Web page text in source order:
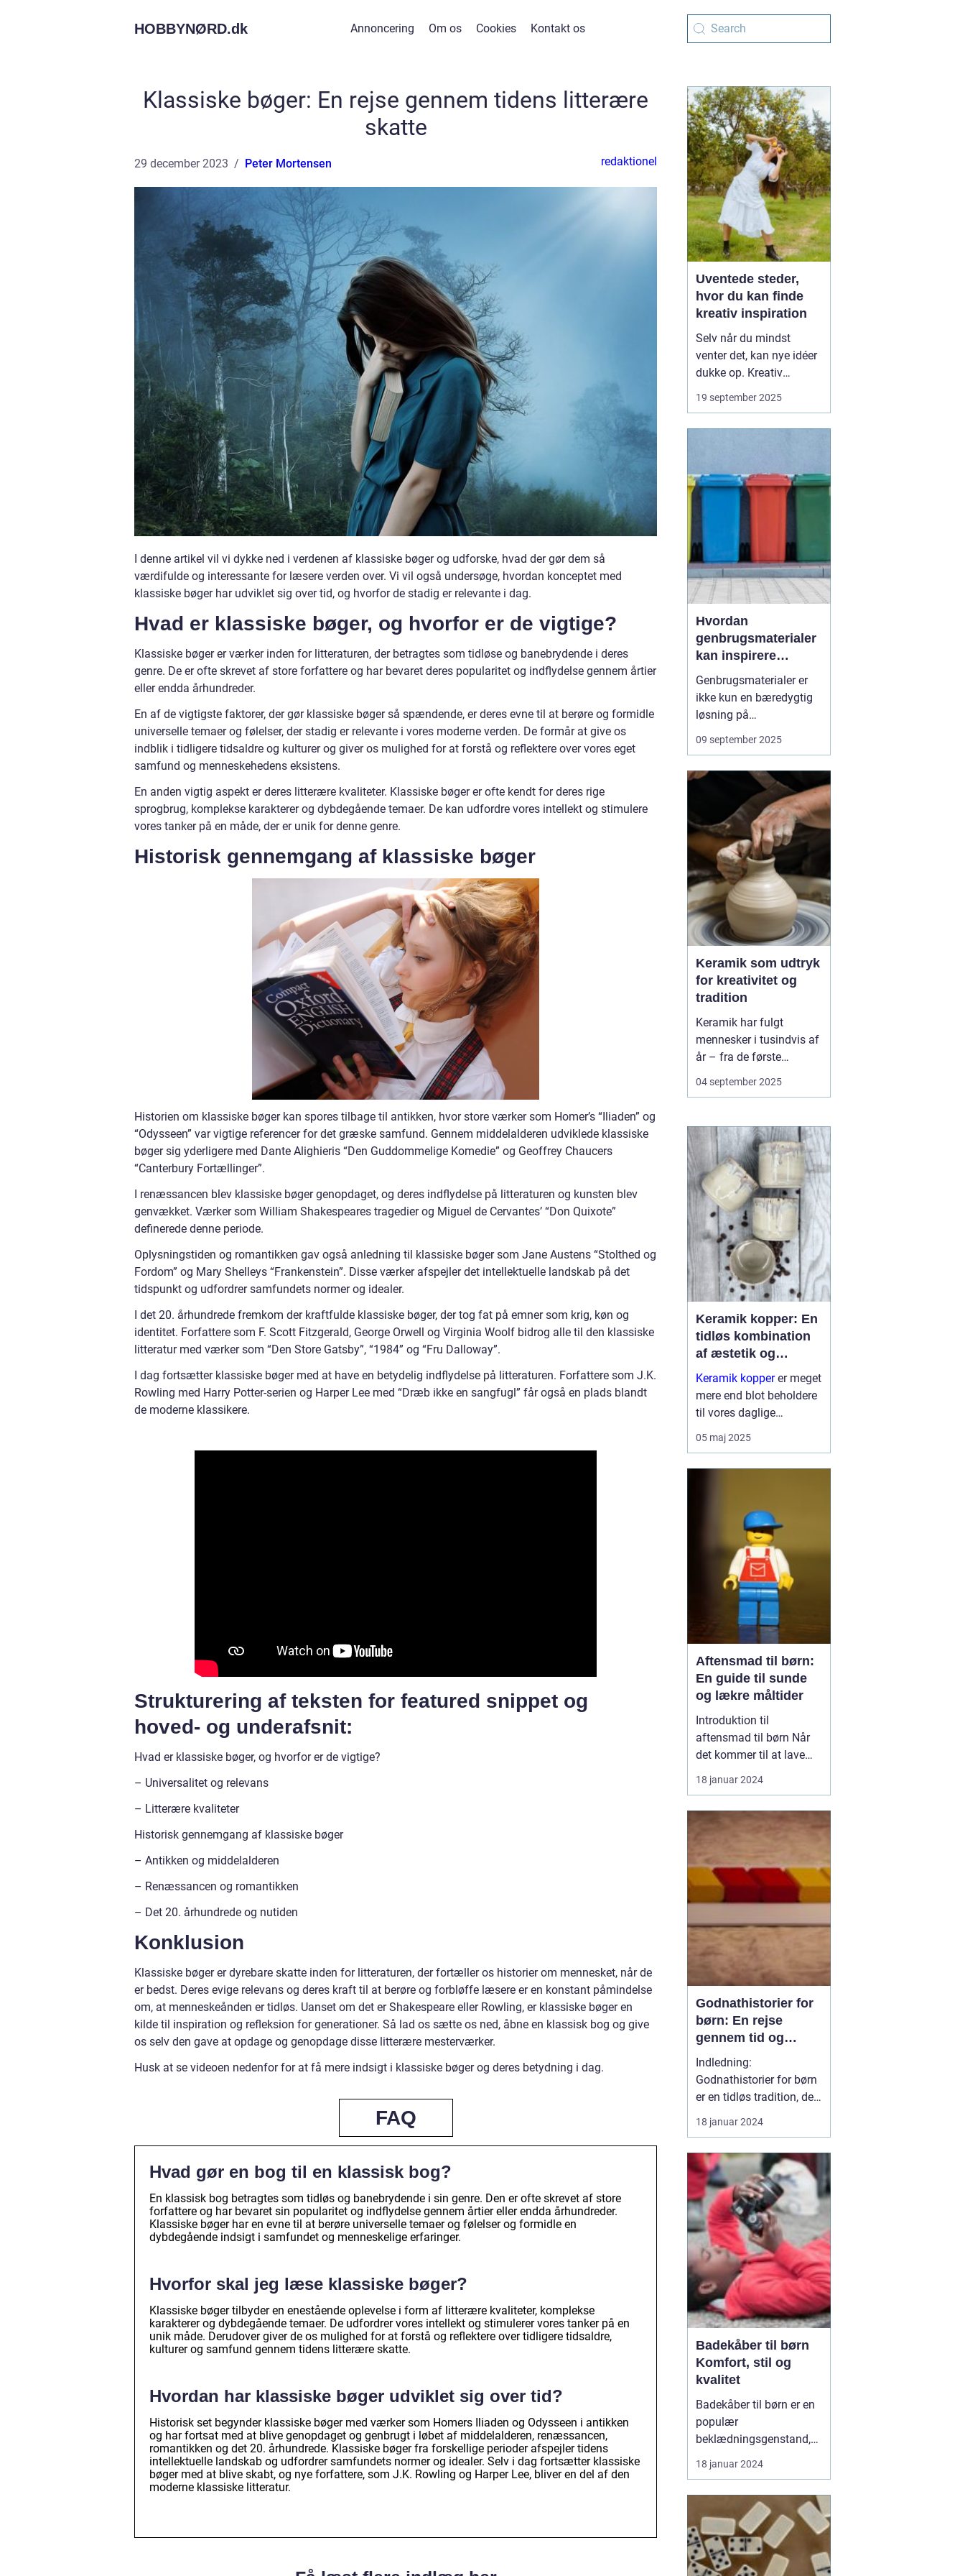
HOBBYNØRD.dk Annoncering Om os Cookies Kontakt os
Klassiske bøger: En rejse gennem tidens litterære
skatte
29 december 2023 Peter Mortensen redaktionel
I denne artikel vil vi dykke ned i verdenen af klassiske bøger og udforske, hvad der gør dem så
værdifulde og interessante for læsere verden over. Vi vil også undersøge, hvordan konceptet med
klassiske bøger har udviklet sig over tid, og hvorfor de stadig er relevante i dag.
Hvad er klassiske bøger, og hvorfor er de vigtige?
Klassiske bøger er værker inden for litteraturen, der betragtes som tidløse og banebrydende i deres
genre. De er ofte skrevet af store forfattere og har bevaret deres popularitet og indflydelse gennem årtier
eller endda århundreder.
En af de vigtigste faktorer, der gør klassiske bøger så spændende, er deres evne til at berøre og formidle
universelle temaer og følelser, der stadig er relevante i vores moderne verden. De formår at give os
indblik i tidligere tidsaldre og kulturer og giver os mulighed for at forstå og reflektere over vores eget
samfund og menneskehedens eksistens.
En anden vigtig aspekt er deres litterære kvaliteter. Klassiske bøger er ofte kendt for deres rige
sprogbrug, komplekse karakterer og dybdegående temaer. De kan udfordre vores intellekt og stimulere
vores tanker på en måde, der er unik for denne genre.
Historisk gennemgang af klassiske bøger
Historien om klassiske bøger kan spores tilbage til antikken, hvor store værker som Homer’s “Iliaden” og
“Odysseen” var vigtige referencer for det græske samfund. Gennem middelalderen udviklede klassiske
bøger sig yderligere med Dante Alighieris “Den Guddommelige Komedie” og Geoffrey Chaucers
“Canterbury Fortællinger”.
I renæssancen blev klassiske bøger genopdaget, og deres indflydelse på litteraturen og kunsten blev
genvækket. Værker som William Shakespeares tragedier og Miguel de Cervantes’ “Don Quixote”
definerede denne periode.
Oplysningstiden og romantikken gav også anledning til klassiske bøger som Jane Austens “Stolthed og
Fordom” og Mary Shelleys “Frankenstein”. Disse værker afspejler det intellektuelle landskab på det
tidspunkt og udfordrer samfundets normer og idealer.
I det 20. århundrede fremkom der kraftfulde klassiske bøger, der tog fat på emner som krig, køn og
identitet. Forfattere som F. Scott Fitzgerald, George Orwell og Virginia Woolf bidrog alle til den klassiske
litteratur med værker som “Den Store Gatsby”, “1984” og “Fru Dalloway”.
I dag fortsætter klassiske bøger med at have en betydelig indflydelse på litteraturen. Forfattere som J.K.
Rowling med Harry Potter-serien og Harper Lee med “Dræb ikke en sangfugl” får også en plads blandt
de moderne klassikere.
Strukturering af teksten for featured snippet og
hoved- og underafsnit:
Hvad er klassiske bøger, og hvorfor er de vigtige?
– Universalitet og relevans
– Litterære kvaliteter
Historisk gennemgang af klassiske bøger
– Antikken og middelalderen
– Renæssancen og romantikken
– Det 20. århundrede og nutiden
Konklusion
Klassiske bøger er dyrebare skatte inden for litteraturen, der fortæller os historier om mennesket, når de
er bedst. Deres evige relevans og deres kraft til at berøre og forbløffe læsere er en konstant påmindelse
om, at menneskeånden er tidløs. Uanset om det er Shakespeare eller Rowling, er klassiske bøger en
kilde til inspiration og refleksion for generationer. Så lad os sætte os ned, åbne en klassisk bog og give
os selv den gave at opdage og genopdage disse litterære mesterværker.
Husk at se videoen nedenfor for at få mere indsigt i klassiske bøger og deres betydning i dag.
FAQ
Hvad gør en bog til en klassisk bog?
En klassisk bog betragtes som tidløs og banebrydende i sin genre. Den er ofte skrevet af store
forfattere og har bevaret sin popularitet og indflydelse gennem årtier eller endda århundreder.
Klassiske bøger har en evne til at berøre universelle temaer og følelser og formidle en
dybdegående indsigt i samfundet og menneskelige erfaringer.
Hvorfor skal jeg læse klassiske bøger?
Klassiske bøger tilbyder en enestående oplevelse i form af litterære kvaliteter, komplekse
karakterer og dybdegående temaer. De udfordrer vores intellekt og stimulerer vores tanker på en
unik måde. Derudover giver de os mulighed for at forstå og reflektere over tidligere tidsaldre,
kulturer og samfund gennem tidens litterære skatte.
Hvordan har klassiske bøger udviklet sig over tid?
Historisk set begynder klassiske bøger med værker som Homers Iliaden og Odysseen i antikken
og har fortsat med at blive genopdaget og genbrugt i løbet af middelalderen, renæssancen,
romantikken og det 20. århundrede. Klassiske bøger fra forskellige perioder afspejler tidens
intellektuelle landskab og udfordrer samfundets normer og idealer. Selv i dag fortsætter klassiske
bøger med at blive skabt, og nye forfattere, som J.K. Rowling og Harper Lee, bliver en del af den
moderne klassiske litteratur.
Uventede steder,
hvor du kan finde
kreativ inspiration
Selv når du mindst
venter det, kan nye idéer
dukke op. Kreativ
inspiration behøver ikke
komme fra klassiske
detaljer, steder du måske
overser, eller si...
19 september 2025
Hvordan
genbrugsmaterialer
kan inspirere
kreativitet
Genbrugsmaterialer er
ikke kun en bæredygtig
løsning på
affaldsproblemet, de kan
også være en kilde til
gamle glas, stofrester
eller papkasser med nye
øjne, åbner vi f...
09 september 2025
Keramik som udtryk
for kreativitet og
tradition
Keramik har fulgt
mennesker i tusindvis af
år – fra de første
lerkrukker til nutidens
kunstneriske værker. Det
håndværkstradition, der
både har praktisk og
kulturel betydning, og
som samtidig giver pla...
04 september 2025
Keramik kopper: En
tidløs kombination
af æstetik og
funktionalitet
Keramik kopperer meget
mere end blot beholdere
til vores daglige
koffeinindtag. De
repræsenterer en dyb
05 maj 2025
Aftensmad til børn:
En guide til sunde
og lækre måltider
Introduktion til
aftensmad til børn Når
det kommer til at lave
mad til børn, er der
mange faktorer, der
ikke kun om at lave en
velsmagende og
ernæringsrig måltid, men
også om at skabe en
positiv madoplevelse,
18 januar 2024
Godnathistorier for
børn: En rejse
gennem tid og
fantasi
Indledning:
Godnathistorier for børn
er en tidløs tradition, der
har beriget generationer
af små læsere og lyttere.
underholdende og
lærerige og hører til i
kategorien af klassiske
fortællinger, der
fremkalder et smil og et
gl...
18 januar 2024
Badekåber til børn
Komfort, stil og
kvalitet
Badekåber til børn er en
populær
beklædningsgenstand,
der tilbyder både
komfort og stil. Uanset
forfriskende svømmetur,
et behageligt bad eller
bare som en hyggelig
påklædning derhjemme,
18 januar 2024